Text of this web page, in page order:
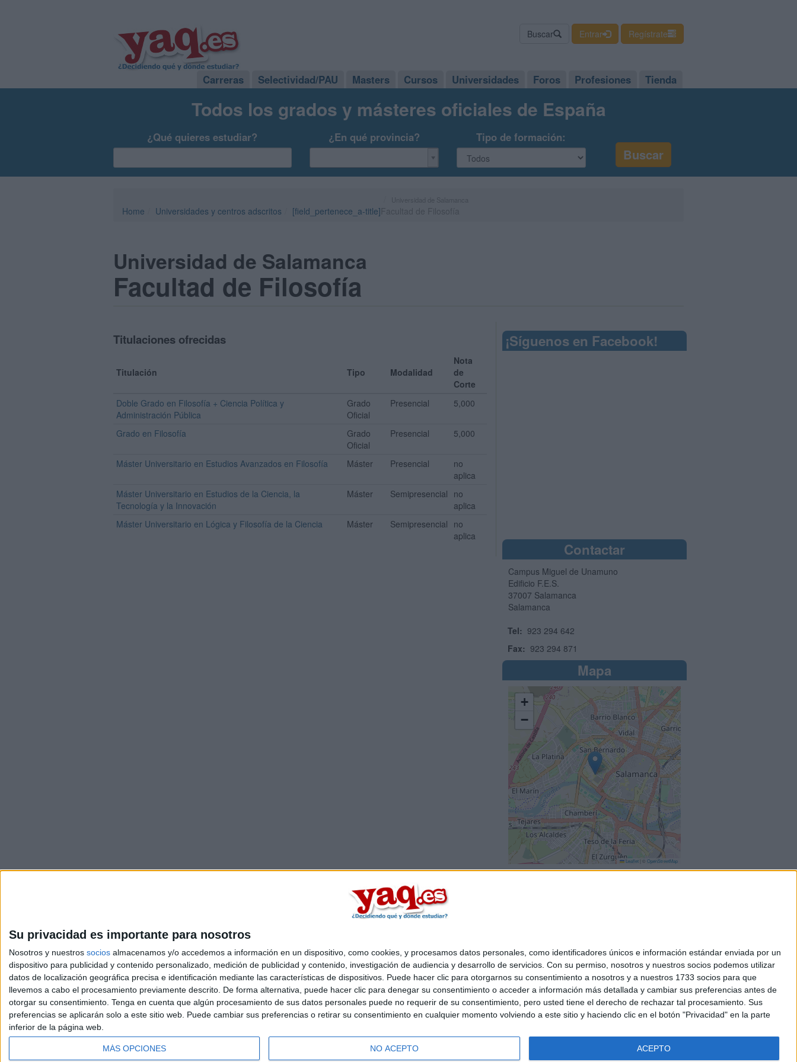
Su privacidad es importante para nosotros
Nosotros y nuestros socios almacenamos y/o accedemos a información en un dispositivo, como cookies, y procesamos datos personales, como identificadores únicos e información estándar enviada por un
dispositivo para publicidad y contenido personalizado, medición de publicidad y contenido, investigación de audiencia y desarrollo de servicios. Con su permiso, nosotros y nuestros socios podemos utilizar
datos de localización geográfica precisa e identificación mediante las características de dispositivos. Puede hacer clic para otorgarnos su consentimiento a nosotros y a nuestros 1733 socios para que
llevemos a cabo el procesamiento previamente descrito. De forma alternativa, puede hacer clic para denegar su consentimiento o acceder a información más detallada y cambiar sus preferencias antes de
otorgar su consentimiento. Tenga en cuenta que algún procesamiento de sus datos personales puede no requerir de su consentimiento, pero usted tiene el derecho de rechazar tal procesamiento. Sus
preferencias se aplicarán solo a este sitio web. Puede cambiar sus preferencias o retirar su consentimiento en cualquier momento volviendo a este sitio y haciendo clic en el botón "Privacidad" en la parte
inferior de la página web.
MÁS OPCIONES NO ACEPTO ACEPTO
Buscar Entrar Regístrate
Carreras Selectividad/PAU Masters Cursos Universidades Foros Profesiones Tienda
Todos los grados y másteres oficiales de España
¿Qué quieres estudiar? ¿En qué provincia? Tipo de formación:
Home Universidades y centros adscritos [field_pertenece_a-title]
Universidad de Salamanca
Facultad de Filosofía
Titulaciones ofrecidas
Titulación Tipo Modalidad
Nota
de
Corte
Doble Grado en Filosofía + Ciencia Política y
Administración Pública
Grado
Oficial
Presencial 5,000
Grado en Filosofía
Grado
Oficial
Presencial 5,000
Máster Universitario en Estudios Avanzados en Filosofía Máster Presencial
no
aplica
Máster Universitario en Estudios de la Ciencia, la
Tecnología y la Innovación
Máster Semipresencial no
aplica
Máster Universitario en Lógica y Filosofía de la Ciencia
Máster Semipresencial no
aplica
¡Síguenos en Facebook!
Contactar
Campus Miguel de Unamuno
Edificio F.E.S.
37007 Salamanca
Salamanca
Tel: 923 294 642
Fax: 923 294 871
Mapa
+
−
Leaflet © OpenStreetMap
Quiénes somos|Contactar|Anúnciate
Aviso legal|Politica de privacidad|Condiciones generales|Política de cookies
© 2003-2026Compás Mediterráneo S.L.- Diego de León 47 - 28006 Madrid [ESPAÑA] - Tel. +34 91 593 2767